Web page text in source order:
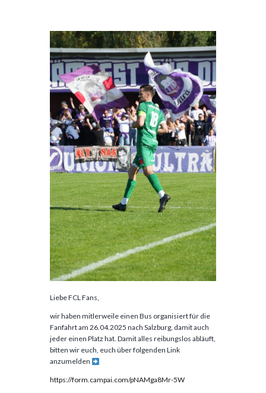
Liebe FCL Fans,
wir haben mitlerweile einen Bus organisiert für die
Fanfahrt am 26.04.2025 nach Salzburg, damit auch
jeder einen Platz hat. Damit alles reibungslos abläuft,
bitten wir euch, euch über folgenden Link
anzumelden
https://form.campai.com/pNAMga8Mr-5W